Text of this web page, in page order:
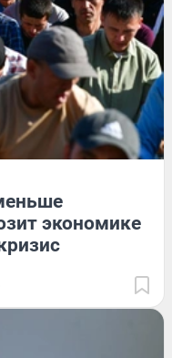
экономике